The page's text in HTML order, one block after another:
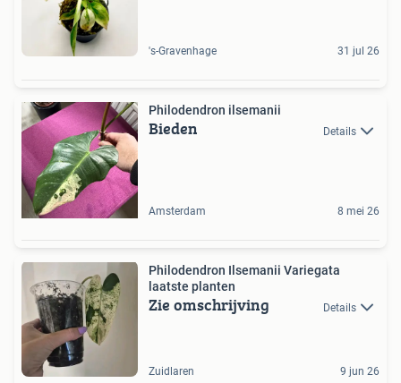
's-Gravenhage 31 jul 26
Philodendron ilsemanii
Bieden Details
Amsterdam 8 mei 26
Philodendron Ilsemanii Variegata
laatste planten
Zie omschrijving Details
Zuidlaren 9 jun 26